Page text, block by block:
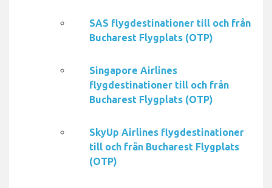
SAS flygdestinationer till och från
Bucharest Flygplats (OTP)
Singapore Airlines
flygdestinationer till och från
Bucharest Flygplats (OTP)
SkyUp Airlines flygdestinationer
till och från Bucharest Flygplats
(OTP)